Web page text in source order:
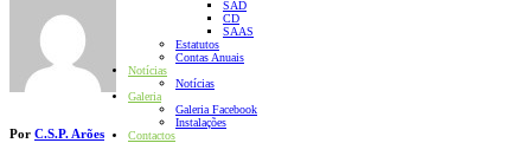
SAD
CD
SAAS
Estatutos
Contas Anuais
Notícias
Notícias
Galeria
Galeria Facebook
Instalações
Contactos
Por C.S.P. Arões